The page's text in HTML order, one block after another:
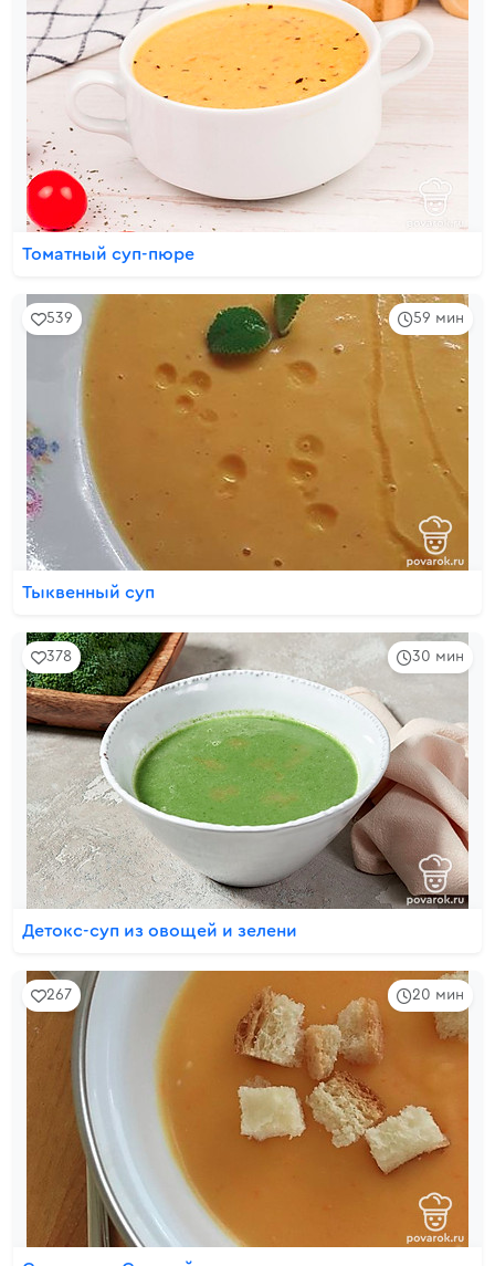
Томатный суп-пюре
59 мин
539
Тыквенный суп
30 мин
378
Детокс-суп из овощей и зелени
20 мин
267